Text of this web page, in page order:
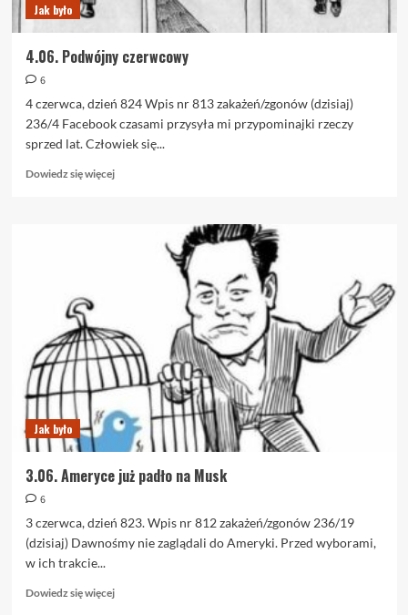
Jak było
4.06. Podwójny czerwcowy
6
4 czerwca, dzień 824 Wpis nr 813 zakażeń/zgonów (dzisiaj)
236/4 Facebook czasami przysyła mi przypominajki rzeczy
sprzed lat. Człowiek się...
Dowiedz się więcejDowiedz
Jak było
3.06. Ameryce już padło na Musk
6
3 czerwca, dzień 823. Wpis nr 812 zakażeń/zgonów 236/19
(dzisiaj) Dawnośmy nie zaglądali do Ameryki. Przed wyborami,
w ich trakcie...
Dowiedz się więcejDowiedz